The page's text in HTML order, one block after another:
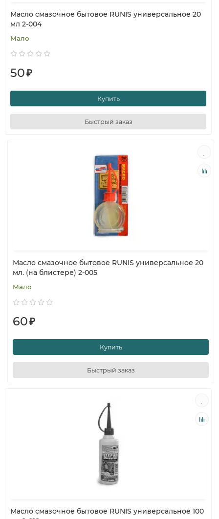
Масло смазочное бытовое RUNIS универсальное 20
мл 2-004
Мало
50₽
Купить
Быстрый заказ
Масло смазочное бытовое RUNIS универсальное 20
мл. (на блистере) 2-005
Мало
60₽
Купить
Быстрый заказ
Масло смазочное бытовое RUNIS универсальное 100